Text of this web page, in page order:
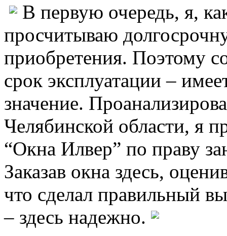
В первую очередь, я,
просчитываю
приобретения. Поэтому
срок эксплуатации –
значение.
Челябинской области, я
“Окна Илвер” по праву
Заказав окна здесь,
что сделал правильный
– здесь надежно.